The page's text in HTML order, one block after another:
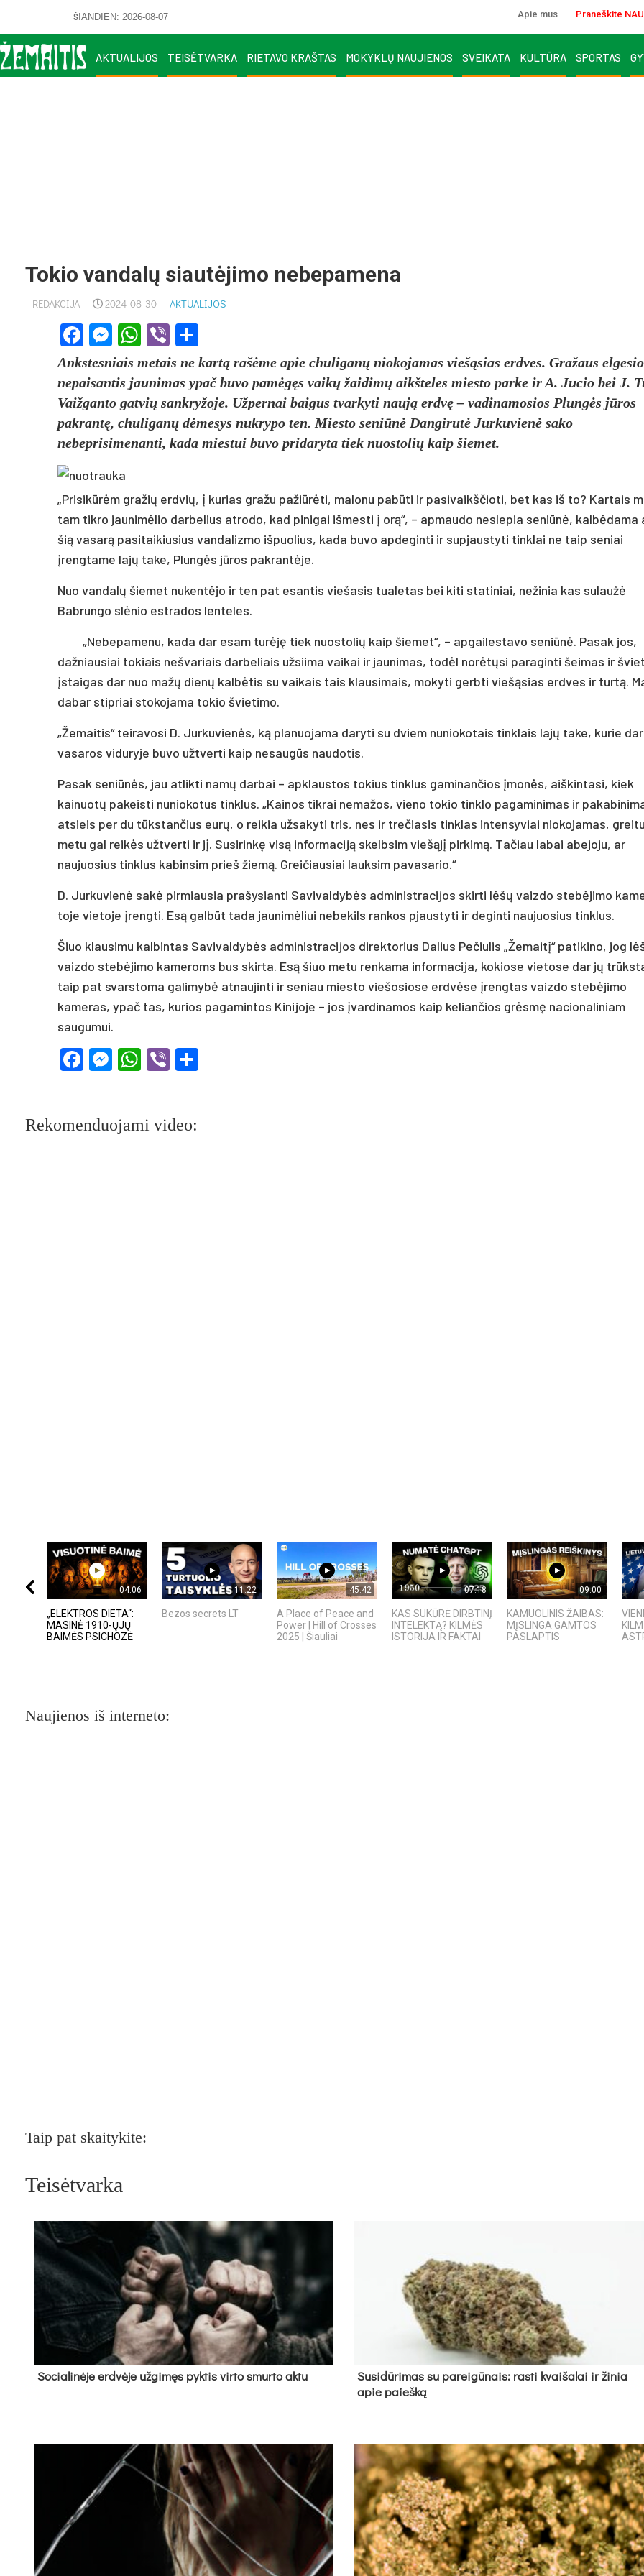
ŠIANDIEN: 2026-08-07 Apie mus Praneškite
AKTUALIJOS TEISĖTVARKA RIETAVO KRAŠTAS MOKYKLŲ NAUJIENOS SVEIKATA KULTŪRA SPORTAS
Tokio vandalų siautėjimo nebepamena
REDAKCIJA 2024-08-30 AKTUALIJOS
Facebook
Messenger
WhatsApp
Viber
Ankstesniais metais ne kartą rašėme apie chuliganų niokojamas viešąsias erdves. Gražaus elgesio
nepaisantis jaunimas ypač buvo pamėgęs vaikų žaidimų aikšteles miesto parke ir A. Jucio bei J.
Vaižganto gatvių sankryžoje. Užpernai baigus tvarkyti naują erdvę – vadinamosios Plungės jūros
pakrantę, chuliganų dėmesys nukrypo ten. Miesto seniūnė Dangirutė Jurkuvienė sako
nebeprisimenanti, kada miestui buvo pridaryta tiek nuostolių kaip šiemet.
„Prisikūrėm gražių erdvių, į kurias gražu pažiūrėti, malonu pabūti ir pasivaikščioti, bet kas iš to? Kartais
tam tikro jaunimėlio darbelius atrodo, kad pinigai išmesti į orą“, – apmaudo neslepia seniūnė, kalbėdama
šią vasarą pasitaikiusius vandalizmo išpuolius, kada buvo apdeginti ir supjaustyti tinklai ne taip seniai
įrengtame lajų take, Plungės jūros pakrantėje.
Nuo vandalų šiemet nukentėjo ir ten pat esantis viešasis tualetas bei kiti statiniai, nežinia kas sulaužė
Babrungo slėnio estrados lenteles.
„Nebepamenu, kada dar esam turėję tiek nuostolių kaip šiemet“, – apgailestavo seniūnė. Pasak jos,
dažniausiai tokiais nešvariais darbeliais užsiima vaikai ir jaunimas, todėl norėtųsi paraginti šeimas ir
įstaigas dar nuo mažų dienų kalbėtis su vaikais tais klausimais, mokyti gerbti viešąsias erdves ir turtą.
dabar stipriai stokojama tokio švietimo.
„Žemaitis“ teiravosi D. Jurkuvienės, ką planuojama daryti su dviem nuniokotais tinklais lajų take, kurie dar
vasaros viduryje buvo užtverti kaip nesaugūs naudotis.
Pasak seniūnės, jau atlikti namų darbai – apklaustos tokius tinklus gaminančios įmonės, aiškintasi, kiek
kainuotų pakeisti nuniokotus tinklus. „Kainos tikrai nemažos, vieno tokio tinklo pagaminimas ir
atsieis per du tūkstančius eurų, o reikia užsakyti tris, nes ir trečiasis tinklas intensyviai niokojamas, greitu
metu gal reikės užtverti ir jį. Susirinkę visą informaciją skelbsim viešąjį pirkimą. Tačiau labai abejoju, ar
naujuosius tinklus kabinsim prieš žiemą. Greičiausiai lauksim pavasario.“
D. Jurkuvienė sakė pirmiausia prašysianti Savivaldybės administracijos skirti lėšų vaizdo stebėjimo
toje vietoje įrengti. Esą galbūt tada jaunimėliui nebekils rankos pjaustyti ir deginti naujuosius tinklus.
Šiuo klausimu kalbintas Savivaldybės administracijos direktorius Dalius Pečiulis „Žemaitį“ patikino, jog
vaizdo stebėjimo kameroms bus skirta. Esą šiuo metu renkama informacija, kokiose vietose dar jų
taip pat svarstoma galimybė atnaujinti ir seniau miesto viešosiose erdvėse įrengtas vaizdo stebėjimo
kameras, ypač tas, kurios pagamintos Kinijoje – jos įvardinamos kaip keliančios grėsmę nacionaliniam
saugumui.
Facebook
Messenger
WhatsApp
Viber
Rekomenduojami video:
04:06
„ELEKTROS DIETA“:
MASINĖ 1910-ŲJŲ
BAIMĖS PSICHOZĖ
11:22
Bezos secrets LT
45:42
A Place of Peace and
Power | Hill of Crosses
2025 | Šiauliai
07:18
KAS SUKŪRĖ DIRBTINĮ
INTELEKTĄ? KILMĖS
ISTORIJA IR FAKTAI
09:00
KAMUOLINIS ŽAIBAS:
MĮSLINGA GAMTOS
PASLAPTIS
Naujienos iš interneto:
Taip pat skaitykite:
Teisėtvarka
So­cia­li­nė­je erd­vė­je už­gi­męs pyk­tis vir­to smur­to ak­tu
Su­si­dū­ri­mas su pa­rei­gū­nais: ras­ti kvai­ša­lai ir ži­nia
apie paieš­ką